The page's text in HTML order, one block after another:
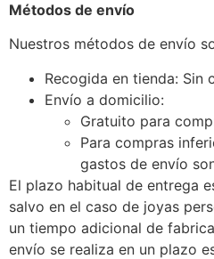
Métodos de envío
Nuestros métodos de envío
Recogida en tienda: Sin
Envío a domicilio:
Gratuito para
Para compras
gastos de envío
El plazo habitual de entrega
salvo en el caso de joyas
un tiempo adicional de
envío se realiza en un plazo